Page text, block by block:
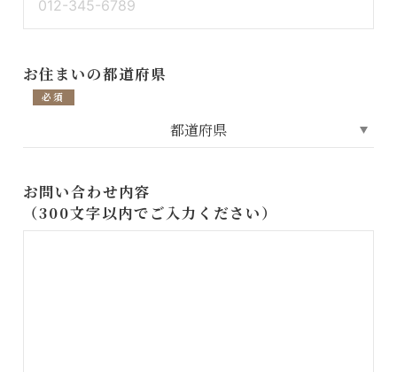
お住まいの都道府県
必須
お問い合わせ内容
（300文字以内でご入力ください）